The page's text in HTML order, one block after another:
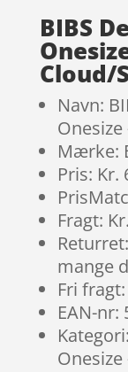
BIBS
Cloud/
Navn:
Mærke:
Pris: Kr.
Fragt:
mange
Fri
EAN-nr: